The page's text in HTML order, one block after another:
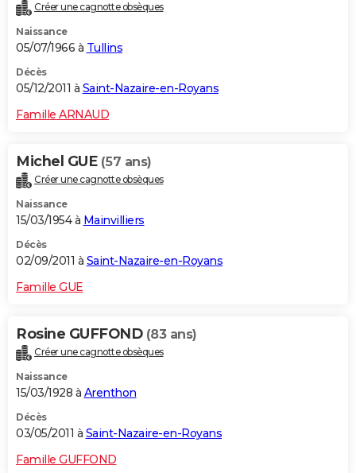
Créer une cagnotte obsèques
Naissance
05/07/1966 à Tullins
Décès
05/12/2011 à Saint-Nazaire-en-Royans
Famille ARNAUD
Michel GUE (57 ans)
Créer une cagnotte obsèques
Naissance
15/03/1954 à Mainvilliers
Décès
02/09/2011 à Saint-Nazaire-en-Royans
Famille GUE
Rosine GUFFOND (83 ans)
Créer une cagnotte obsèques
Naissance
15/03/1928 à Arenthon
Décès
03/05/2011 à Saint-Nazaire-en-Royans
Famille GUFFOND